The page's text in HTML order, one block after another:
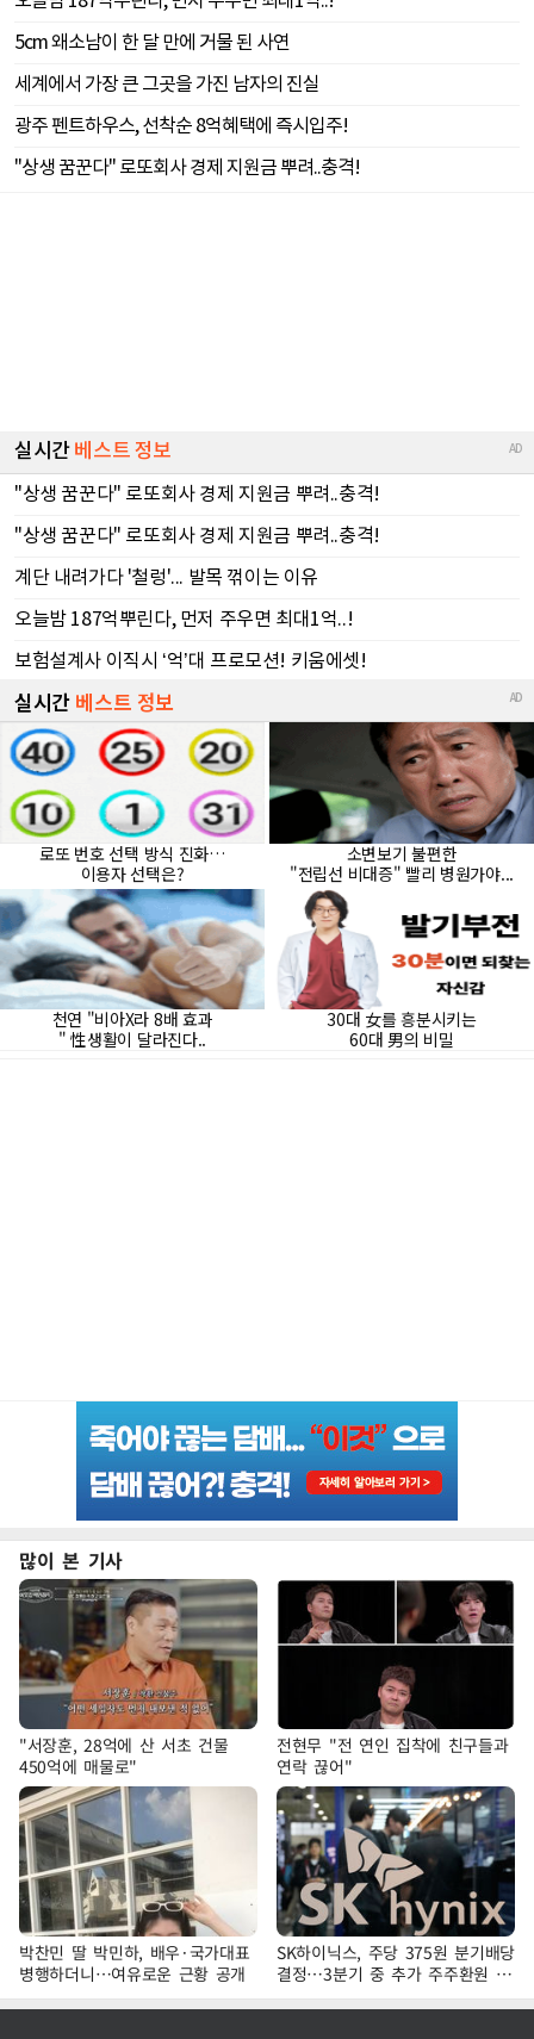
많이 본 기사
"서장훈, 28억에 산 서초 건물
450억에 매물로"
전현무 "전 연인 집착에 친구들과
연락 끊어"
박찬민 딸 박민하, 배우·국가대표
병행하더니…여유로운 근황 공개
SK하이닉스, 주당 375원 분기배당
결정…3분기 중 추가 주주환원 발
표